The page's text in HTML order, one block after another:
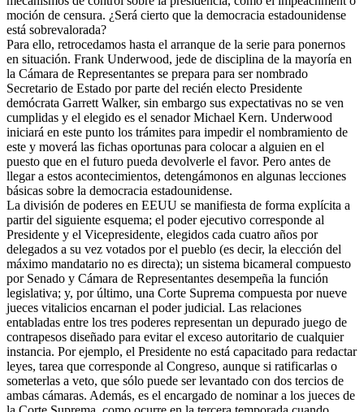
moción de censura. ¿Será cierto que la democracia estadounidense
está sobrevalorada?
Para ello, retrocedamos hasta el arranque de la serie para ponernos
en situación. Frank Underwood, jede de disciplina de la mayoría en
la Cámara de Representantes se prepara para ser nombrado
Secretario de Estado por parte del recién electo Presidente
demócrata Garrett Walker, sin embargo sus expectativas no se ven
cumplidas y el elegido es el senador Michael Kern. Underwood
iniciará en este punto los trámites para impedir el nombramiento de
este y moverá las fichas oportunas para colocar a alguien en el
puesto que en el futuro pueda devolverle el favor. Pero antes de
llegar a estos acontecimientos, detengámonos en algunas lecciones
básicas sobre la democracia estadounidense.
La división de poderes en EEUU se manifiesta de forma explícita a
partir del siguiente esquema; el poder ejecutivo corresponde al
Presidente y el Vicepresidente, elegidos cada cuatro años por
delegados a su vez votados por el pueblo (es decir, la elección del
máximo mandatario no es directa); un sistema bicameral compuesto
por Senado y Cámara de Representantes desempeña la función
legislativa; y, por último, una Corte Suprema compuesta por nueve
jueces vitalicios encarnan el poder judicial. Las relaciones
entabladas entre los tres poderes representan un depurado juego de
contrapesos diseñado para evitar el exceso autoritario de cualquier
instancia. Por ejemplo, el Presidente no está capacitado para redactar
leyes, tarea que corresponde al Congreso, aunque si ratificarlas o
someterlas a veto, que sólo puede ser levantado con dos tercios de
ambas cámaras. Además, es el encargado de nominar a los jueces de